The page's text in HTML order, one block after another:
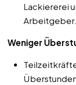
Lackiererei
Arbeitgeber.
Weniger